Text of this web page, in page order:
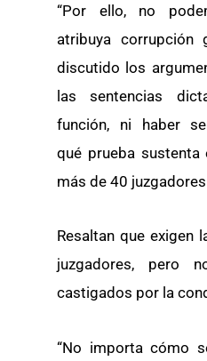
“Por ello, no
atribuya corrupción
discutido los
las sentencias
función, ni haber
qué prueba sustenta
más de 40
Resaltan que exigen
juzgadores, pero
castigados por la
“No importa cómo